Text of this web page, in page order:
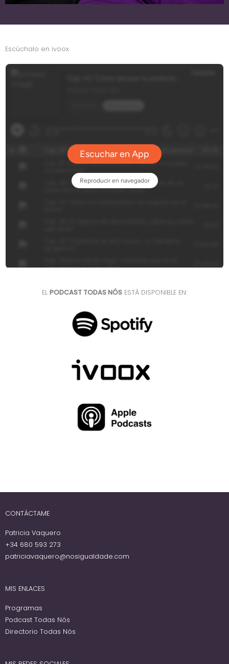
Escúchalo en ivoox
EL PODCAST TODAS NÓS ESTÁ DISPONIBLE EN:
CONTÁCTAME
Patricia Vaquero
+34 680 593 273
patriciavaquero@nosigualdade.com
MIS ENLACES
Programas
Podcast Todas Nós
Directorio Todas Nós